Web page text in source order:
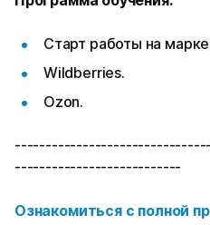
Старт работы на
Wildberries.
Ozon.
---------------------------
Ознакомиться с полной